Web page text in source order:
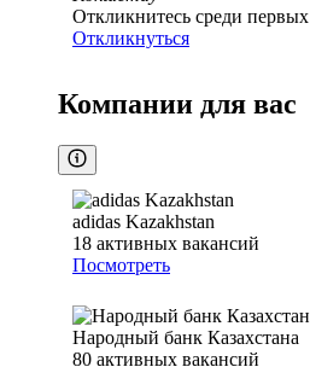
Откликнитесь среди первых
Откликнуться
Компании для вас
adidas Kazakhstan
18 активных вакансий
Посмотреть
Народный банк Казахстана
80 активных вакансий